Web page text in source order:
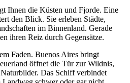
Ihnen die Küsten und Fjorde. Eine
den Blick. Sie erleben Städte,
im Binnenland. Gerade
ihren Reiz durch Gegensätze.
Faden. Buenos Aires bringt
öffnet die Tür zur Wildnis,
Das Schiff verbindet